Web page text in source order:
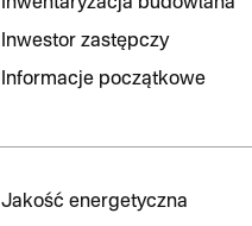
Inwestor zastępczy
Informacje początkowe
Jakość energetyczna